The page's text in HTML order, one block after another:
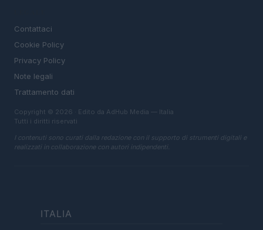
Contattaci
Cookie Policy
Privacy Policy
Note legali
Trattamento dati
Copyright © 2026 · Edito da AdHub Media — Italia
Tutti i diritti riservati
I contenuti sono curati dalla redazione con il supporto di strumenti digitali e
realizzati in collaborazione con autori indipendenti.
ITALIA